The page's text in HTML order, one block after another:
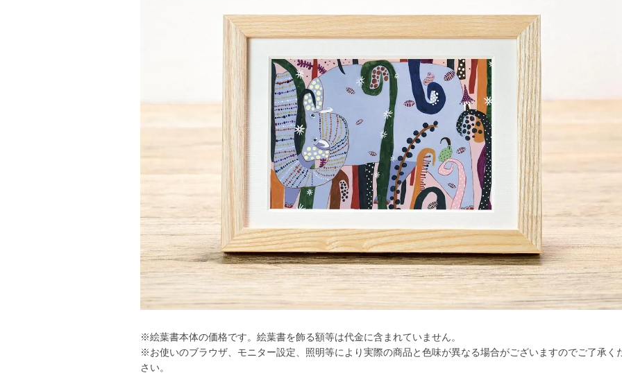
※絵葉書本体の価格です。絵葉書を飾る額等は代金に含まれていません。
※お使いのブラウザ、モニター設定、照明等により実際の商品と色味が異なる場合がございますのでご了承く
さい。